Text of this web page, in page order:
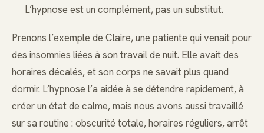
L’hypnose est un complément, pas un substitut.
Prenons l’exemple de Claire, une patiente qui venait pour
des insomnies liées à son travail de nuit. Elle avait des
horaires décalés, et son corps ne savait plus quand
dormir. L’hypnose l’a aidée à se détendre rapidement, à
créer un état de calme, mais nous avons aussi travaillé
sur sa routine : obscurité totale, horaires réguliers, arrêt